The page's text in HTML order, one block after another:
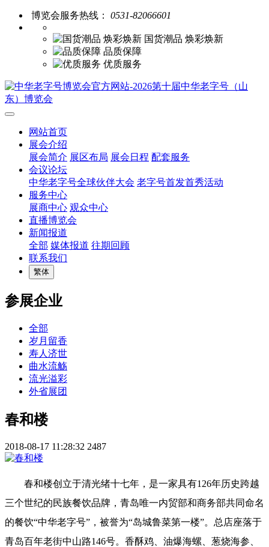
博览会服务热线： 0531-82066601
国货潮品 焕彩焕新
品质保障
优质服务
网站首页
展会介绍
展会简介 展区布局 展会日程 配套服务
会议论坛
中华老字号全球伙伴大会 老字号首发首秀活动
服务中心
展商中心 观众中心
直播博览会
新闻报道
全部 媒体报道 往期回顾
联系我们
繁体
参展企业
全部
岁月留香
寿人济世
曲水流觞
流光溢彩
外省展团
春和楼
2018-08-17 11:28:32 2487
春和楼创立于清光绪十七年，是一家具有126年历史跨越
三个世纪的民族餐饮品牌，青岛唯一内贸部和商务部共同命名
的餐饮“中华老字号”，被誉为“岛城鲁菜第一楼”。总店座落于
青岛百年老街中山路146号。香酥鸡、油爆海螺、葱烧海参、